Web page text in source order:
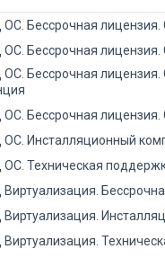
Бессрочная
Бессрочная
ОС. Бессрочная
ОС. Бессрочная
ОС. Инсталляционный
ОС. Техническая